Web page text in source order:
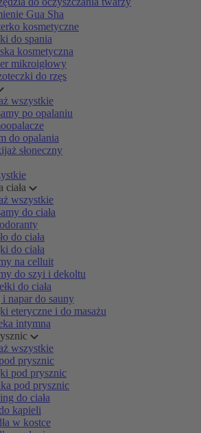
Gua Sha
kosmetyczne
do spania
kosmetyczna
mikroigłowy
do rzęs
wszystkie
po opalaniu
do opalania
słoneczny
ciała
wszystkie
do ciała
do ciała
do ciała
na celluit
do szyi i dekoltu
do ciała
napar do sauny
eteryczne i do masażu
intymna
wszystkie
prysznic
pod prysznic
pod prysznic
do ciała
kąpieli
w kostce